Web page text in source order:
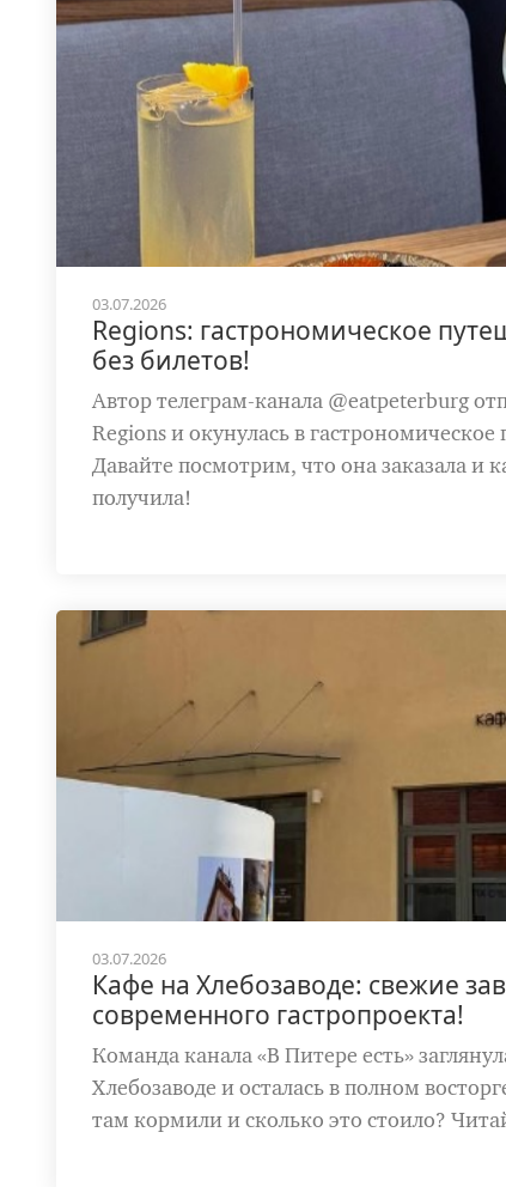
03.07.2026
Regions: гастрономическое
без билетов!
Автор телеграм-канала @eatpeterburg
Regions и окунулась в
Давайте посмотрим, что она заказала и
получила!
03.07.2026
Кафе на Хлебозаводе: свежие
современного гастропроекта!
Команда канала «В Питере есть»
Хлебозаводе и осталась в полном
там кормили и сколько это стоило?